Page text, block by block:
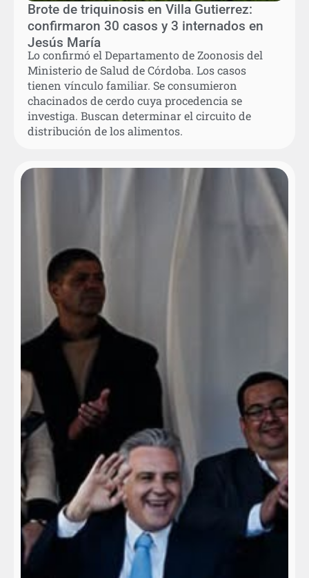
Brote de triquinosis en Villa Gutierrez:
confirmaron 30 casos y 3 internados en
Jesús María
Lo confirmó el Departamento de Zoonosis del
Ministerio de Salud de Córdoba. Los casos
tienen vínculo familiar. Se consumieron
chacinados de cerdo cuya procedencia se
investiga. Buscan determinar el circuito de
distribución de los alimentos.